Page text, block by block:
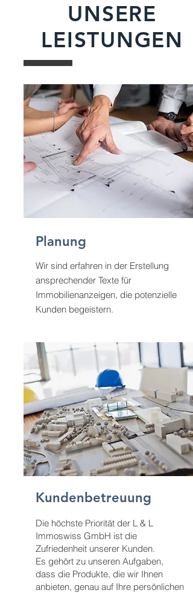
UNSERE
LEISTUNGEN
Planung
Wir sind erfahren in der Erstellung
ansprechender Texte für
Immobilienanzeigen, die potenzielle
Kunden begeistern.
Kundenbetreuung
Die höchste Priorität der L & L
Immoswiss GmbH ist die
Zufriedenheit unserer Kunden.
Es gehört zu unseren Aufgaben,
dass die Produkte, die wir Ihnen
anbieten, genau auf Ihre persönlichen